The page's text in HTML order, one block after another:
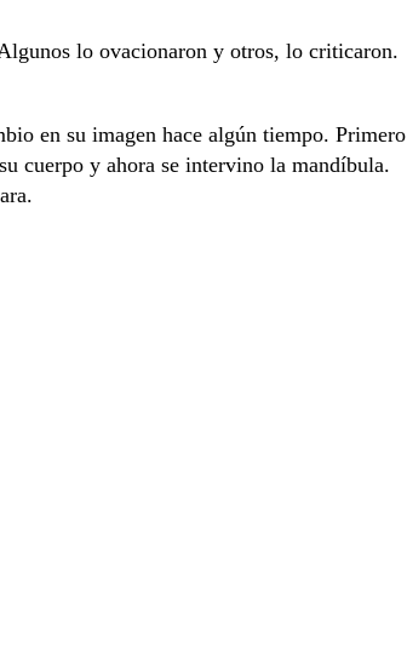
lo ovacionaron y otros, lo criticaron.
en su imagen hace algún tiempo. Primero
cuerpo y ahora se intervino la mandíbula.